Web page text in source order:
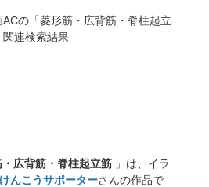
ACの「菱形筋・広背筋・脊柱起立
関連検索結果
広背筋・脊柱起立筋 」は、イラ
んこうサポーターさんの作品で